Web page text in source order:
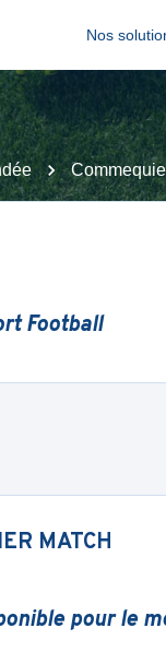
Nos
Football
MATCH
pour le